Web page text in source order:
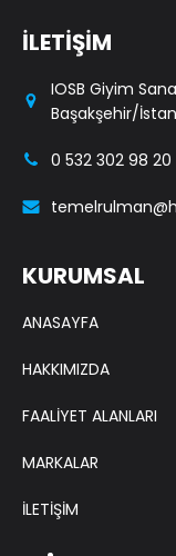
İLETİŞİM
IOSB Giyim
Başakşehir/
0 532 302 98 20
KURUMSAL
ANASAYFA
HAKKIMIZDA
FAALİYET ALANLARI
MARKALAR
İLETİŞİM